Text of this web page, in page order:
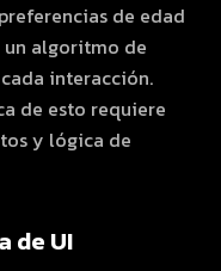
de edad
algoritmo de
interacción.
de esto requiere
y lógica de
de UI